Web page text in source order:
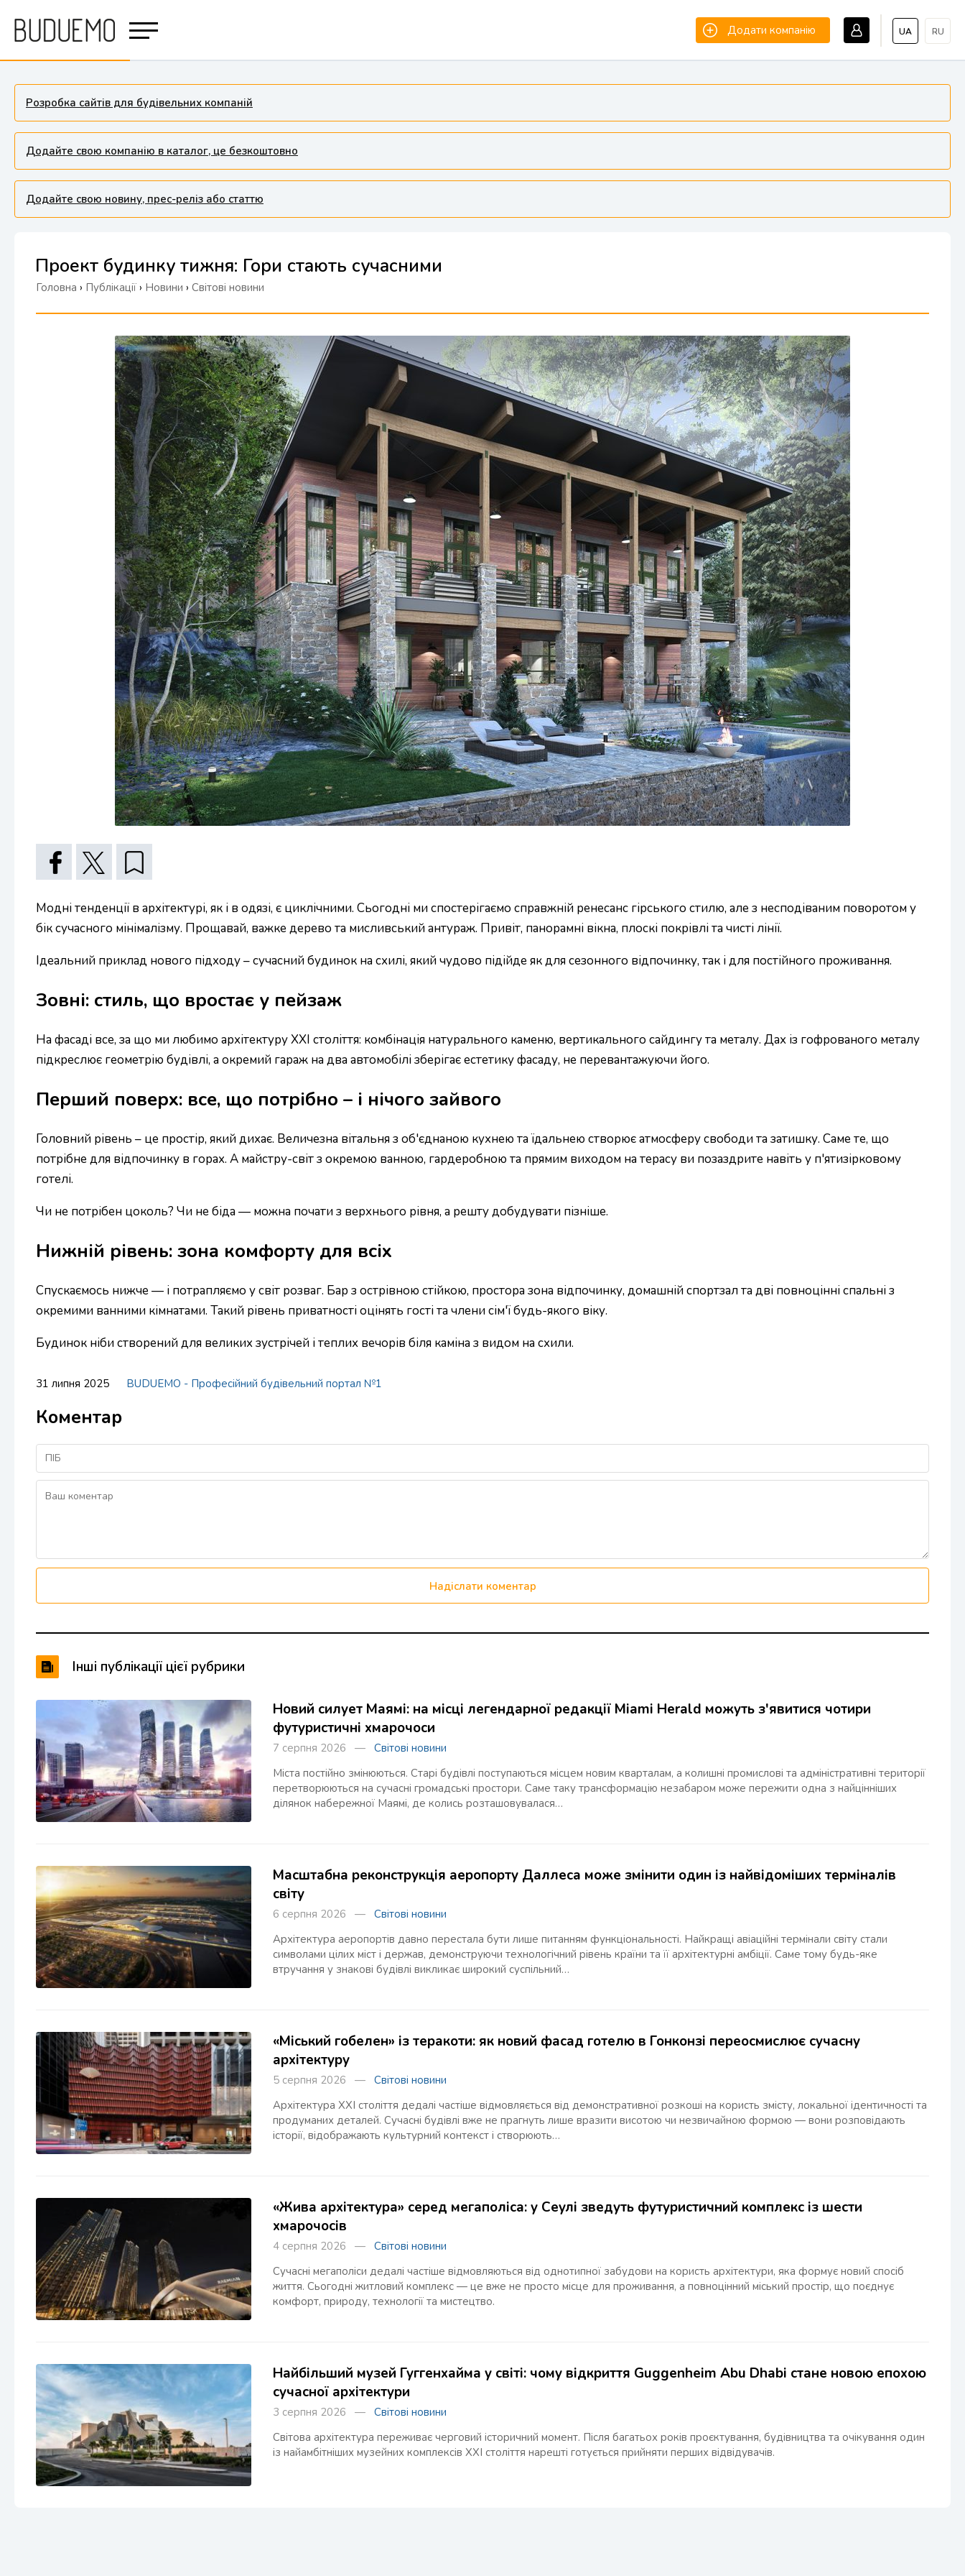
UA RU
Додати компанію
Розробка сайтів для будівельних компаній
Додайте свою компанію в каталог, це безкоштовно
Додайте свою новину, прес-реліз або статтю
Проект будинку тижня: Гори стають сучасними
Головна › Публікації › Новини › Світові новини
Модні тенденції в архітектурі, як і в одязі, є циклічними. Сьогодні ми спостерігаємо справжній ренесанс гірського стилю, але з несподіваним поворотом у
бік сучасного мінімалізму. Прощавай, важке дерево та мисливський антураж. Привіт, панорамні вікна, плоскі покрівлі та чисті лінії.
Ідеальний приклад нового підходу – сучасний будинок на схилі, який чудово підійде як для сезонного відпочинку, так і для постійного проживання.
Зовні: стиль, що вростає у пейзаж
На фасаді все, за що ми любимо архітектуру XXI століття: комбінація натурального каменю, вертикального сайдингу та металу. Дах із гофрованого металу
підкреслює геометрію будівлі, а окремий гараж на два автомобілі зберігає естетику фасаду, не перевантажуючи його.
Перший поверх: все, що потрібно – і нічого зайвого
Головний рівень – це простір, який дихає. Величезна вітальня з об'єднаною кухнею та їдальнею створює атмосферу свободи та затишку. Саме те, що
потрібне для відпочинку в горах. А майстру-світ з окремою ванною, гардеробною та прямим виходом на терасу ви позаздрите навіть у п'ятизірковому
готелі.
Чи не потрібен цоколь? Чи не біда — можна почати з верхнього рівня, а решту добудувати пізніше.
Нижній рівень: зона комфорту для всіх
Спускаємось нижче — і потрапляємо у світ розваг. Бар з острівною стійкою, простора зона відпочинку, домашній спортзал та дві повноцінні спальні з
окремими ванними кімнатами. Такий рівень приватності оцінять гості та члени сім'ї будь-якого віку.
Будинок ніби створений для великих зустрічей і теплих вечорів біля каміна з видом на схили.
31 липня 2025 BUDUEMO - Професійний будівельний портал №1
Коментар
Надіслати коментар
Інші публікації цієї рубрики
Новий силует Маямі: на місці легендарної редакції Miami Herald можуть з'явитися чотири
футуристичні хмарочоси
7 серпня 2026 — Світові новини
Міста постійно змінюються. Старі будівлі поступаються місцем новим кварталам, а колишні промислові та адміністративні території
перетворюються на сучасні громадські простори. Саме таку трансформацію незабаром може пережити одна з найцінніших
ділянок набережної Маямі, де колись розташовувалася…
Масштабна реконструкція аеропорту Даллеса може змінити один із найвідоміших терміналів
світу
6 серпня 2026 — Світові новини
Архітектура аеропортів давно перестала бути лише питанням функціональності. Найкращі авіаційні термінали світу стали
символами цілих міст і держав, демонструючи технологічний рівень країни та її архітектурні амбіції. Саме тому будь-яке
втручання у знакові будівлі викликає широкий суспільний…
«Міський гобелен» із теракоти: як новий фасад готелю в Гонконзі переосмислює сучасну
архітектуру
5 серпня 2026 — Світові новини
Архітектура XXI століття дедалі частіше відмовляється від демонстративної розкоші на користь змісту, локальної ідентичності та
продуманих деталей. Сучасні будівлі вже не прагнуть лише вразити висотою чи незвичайною формою — вони розповідають
історії, відображають культурний контекст і створюють…
«Жива архітектура» серед мегаполіса: у Сеулі зведуть футуристичний комплекс із шести
хмарочосів
4 серпня 2026 — Світові новини
Сучасні мегаполіси дедалі частіше відмовляються від однотипної забудови на користь архітектури, яка формує новий спосіб
життя. Сьогодні житловий комплекс — це вже не просто місце для проживання, а повноцінний міський простір, що поєднує
комфорт, природу, технології та мистецтво.
Найбільший музей Гуггенхайма у світі: чому відкриття Guggenheim Abu Dhabi стане новою епохою
сучасної архітектури
3 серпня 2026 — Світові новини
Світова архітектура переживає черговий історичний момент. Після багатьох років проєктування, будівництва та очікування один
із найамбітніших музейних комплексів XXI століття нарешті готується прийняти перших відвідувачів.